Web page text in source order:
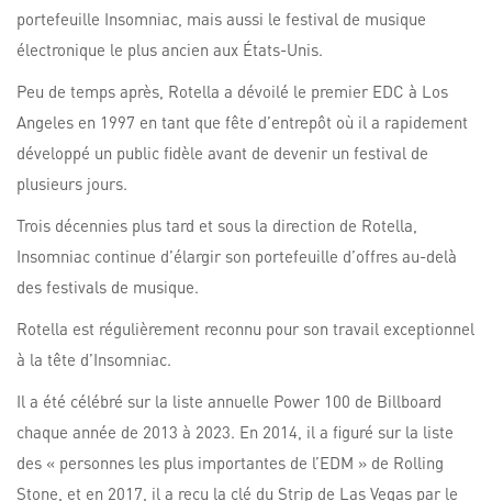
portefeuille Insomniac, mais aussi le festival de musique
électronique le plus ancien aux États-Unis.
Peu de temps après, Rotella a dévoilé le premier EDC à Los
Angeles en 1997 en tant que fête d’entrepôt où il a rapidement
développé un public fidèle avant de devenir un festival de
plusieurs jours.
Trois décennies plus tard et sous la direction de Rotella,
Insomniac continue d’élargir son portefeuille d’offres au-delà
des festivals de musique.
Rotella est régulièrement reconnu pour son travail exceptionnel
à la tête d’Insomniac.
Il a été célébré sur la liste annuelle Power 100 de Billboard
chaque année de 2013 à 2023. En 2014, il a figuré sur la liste
des « personnes les plus importantes de l’EDM » de Rolling
Stone, et en 2017, il a reçu la clé du Strip de Las Vegas par le